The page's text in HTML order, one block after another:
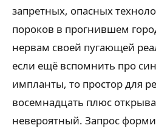
запретных, опасных
пороков в прогнившем
нервам своей пугающей
если ещё вспомнить про
импланты, то простор для
восемнадцать плюс
невероятный. Запрос